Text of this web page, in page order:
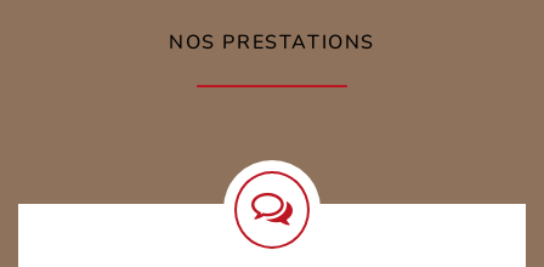
NOS PRESTATIONS